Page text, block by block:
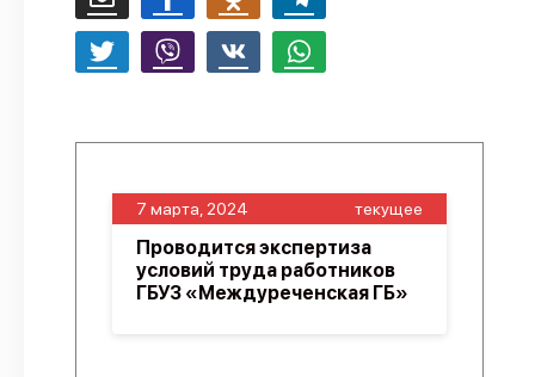
7 марта, 2024 текущее
Проводится экспертиза
условий труда работников
ГБУЗ «Междуреченская ГБ»